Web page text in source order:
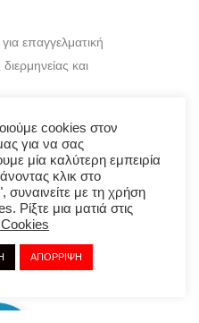
επαγγελματική
και
με τους Όρους Χρήσης
cookies στον
για να σας
μία καλύτερη εμπειρία
κλικ στο
συναινείτε με τη χρήση
Ρίξτε μια ματιά στις
Cookies
ΑΠΟΡΡΙΨΗ